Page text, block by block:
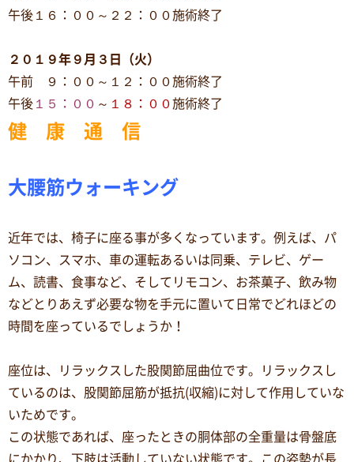
午後１６：００～２２：００施術終了
２０１９年９月３日（火）
午前 ９：００～１２：００施術終了
午後 １５：００ ～ １８：００施術終了
健 康 通 信
大腰筋ウォーキング
近年では、椅子に座る事が多くなっています。例えば、パ
ソコン、スマホ、車の運転あるいは同乗、テレビ、ゲー
ム、読書、食事など、そしてリモコン、お茶菓子、飲み物
などとりあえず必要な物を手元に置いて日常でどれほどの
時間を座っているでしょうか！
座位は、リラックスした股関節屈曲位です。リラックスし
ているのは、股関節屈筋が抵抗(収縮)に対して作用していな
いためです。
この状態であれば、座ったときの胴体部の全重量は骨盤底
にかかり、下肢は活動していない状態です。この姿勢が長